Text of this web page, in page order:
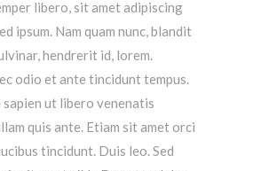
libero, sit amet adipiscing
ipsum. Nam quam nunc, blandit
hendrerit id, lorem.
odio et ante tincidunt tempus.
ut libero venenatis
quis ante. Etiam sit amet orci
tincidunt. Duis leo. Sed